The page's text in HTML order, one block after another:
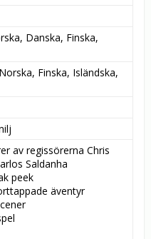
Danska, Finska,
Finska, Isländska,
av regissörerna Chris
Saldanha
peek
äventyr